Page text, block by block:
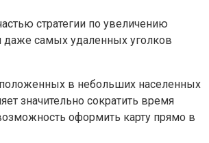
стратегии по увеличению
даже самых удаленных уголков
в небольших населенных
значительно сократить время
оформить карту прямо в